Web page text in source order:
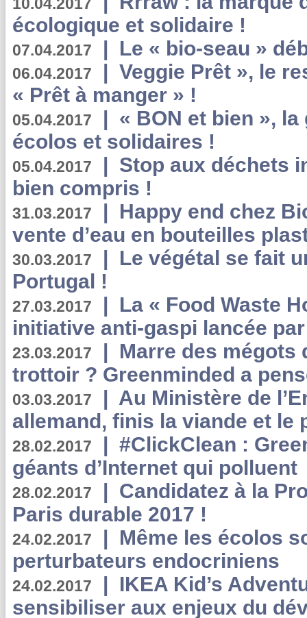
écologique et solidaire !
07.04.2017 | Le « bio-seau »
06.04.2017 | Veggie Prêt », le
« Prêt à manger » !
05.04.2017 | « BON et bien »,
écolos et solidaires !
05.04.2017 | Stop aux déchets
bien compris !
31.03.2017 | Happy end chez
vente d’eau en bouteilles
30.03.2017 | Le végétal se fait
Portugal !
27.03.2017 | La « Food Waste
initiative anti-gaspi lancée
23.03.2017 | Marre des mégots
trottoir ? Greenminded a
03.03.2017 | Au Ministère de
allemand, finis la viande et le
28.02.2017 | #ClickClean :
géants d’Internet qui polluent
28.02.2017 | Candidatez à la
Paris durable 2017 !
24.02.2017 | Même les écolos
perturbateurs endocriniens
24.02.2017 | IKEA Kid’s
sensibiliser aux enjeux du